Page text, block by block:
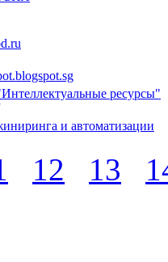
ресурсы"
и автоматизации
12 13